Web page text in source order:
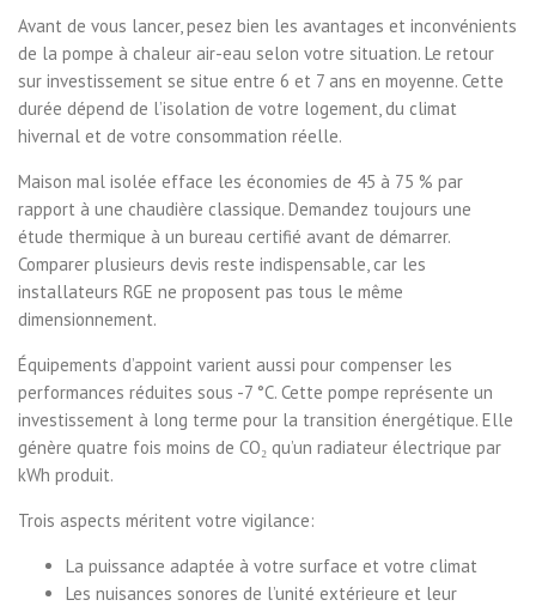
Avant de vous lancer, pesez bien les avantages et inconvénients
de la pompe à chaleur air-eau selon votre situation. Le retour
sur investissement se situe entre 6 et 7 ans en moyenne. Cette
durée dépend de l’isolation de votre logement, du climat
hivernal et de votre consommation réelle.
Maison mal isolée efface les économies de 45 à 75 % par
rapport à une chaudière classique. Demandez toujours une
étude thermique à un bureau certifié avant de démarrer.
Comparer plusieurs devis reste indispensable, car les
installateurs RGE ne proposent pas tous le même
dimensionnement.
Équipements d’appoint varient aussi pour compenser les
performances réduites sous -7 °C. Cette pompe représente un
investissement à long terme pour la transition énergétique. Elle
génère quatre fois moins de CO₂ qu’un radiateur électrique par
kWh produit.
Trois aspects méritent votre vigilance:
La puissance adaptée à votre surface et votre climat
Les nuisances sonores de l’unité extérieure et leur